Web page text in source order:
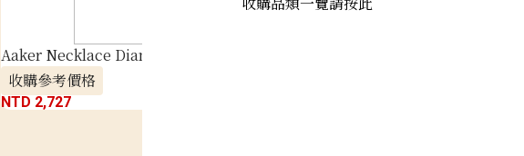
Aaker Necklace Diamond Heart Motif K18 YG
收購參考價格
NTD 2,727